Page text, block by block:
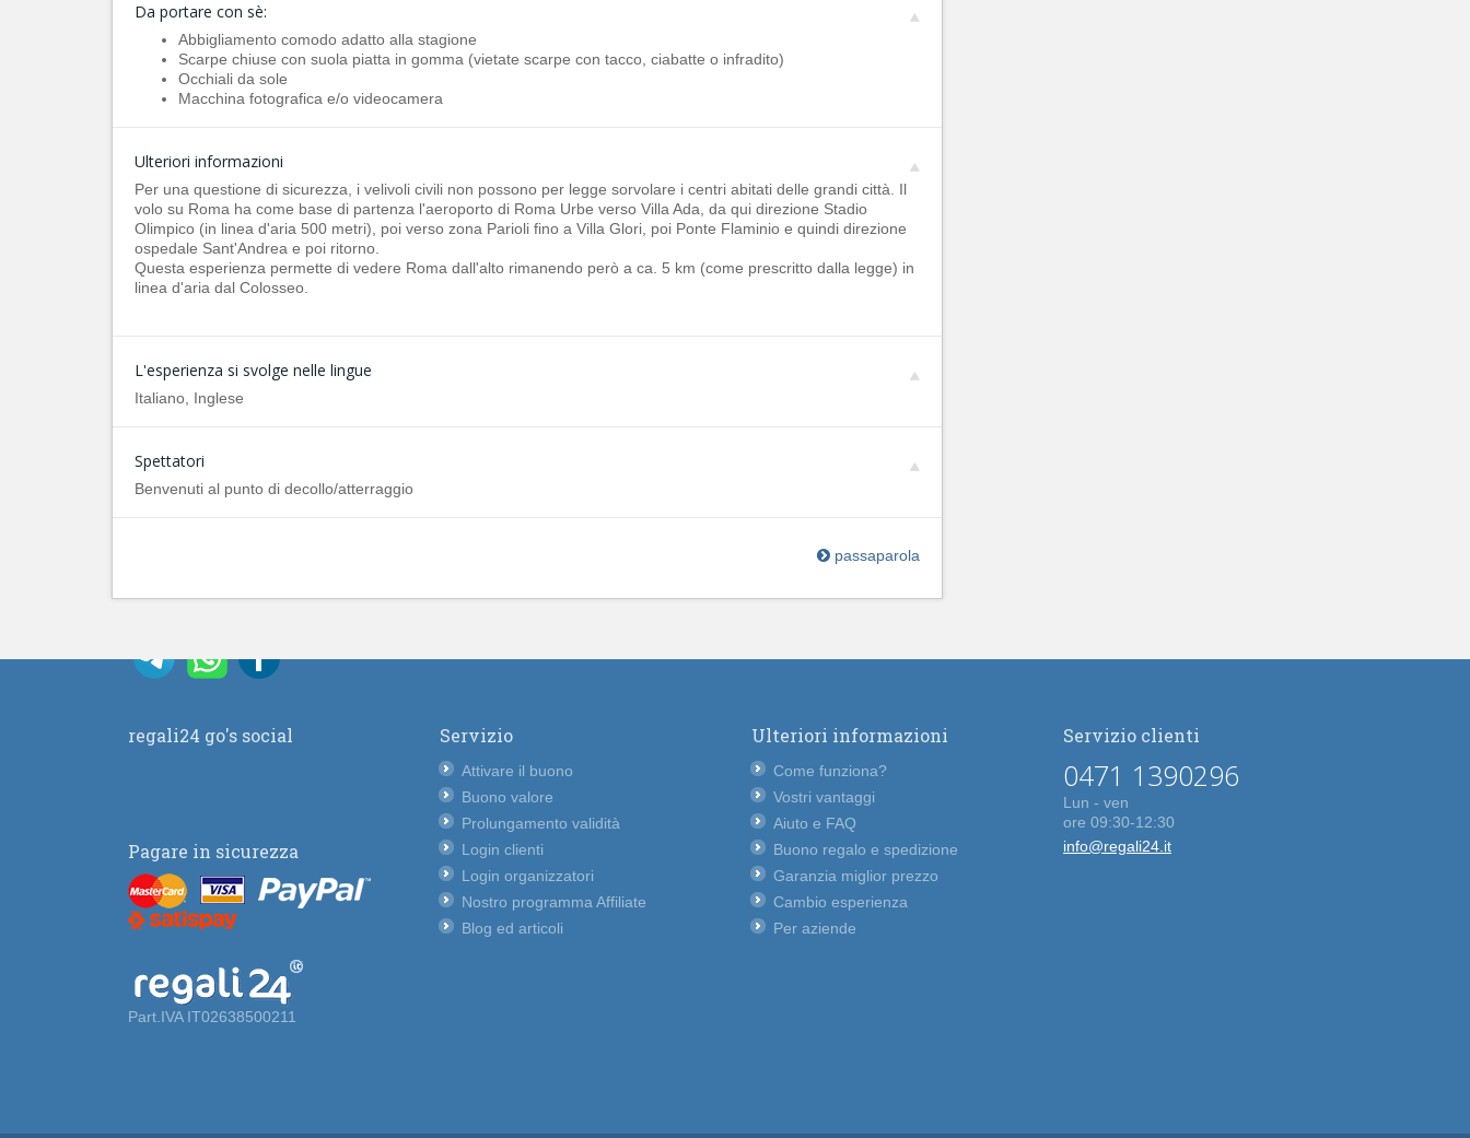
Da portare con sè:
Abbigliamento comodo adatto alla stagione
Scarpe chiuse con suola piatta in gomma (vietate scarpe con tacco, ciabatte o infradito)
Occhiali da sole
Macchina fotografica e/o videocamera
Ulteriori informazioni
Per una questione di sicurezza, i velivoli civili non possono per legge sorvolare i centri abitati delle grandi città. Il
volo su Roma ha come base di partenza l'aeroporto di Roma Urbe verso Villa Ada, da qui direzione Stadio
Olimpico (in linea d'aria 500 metri), poi verso zona Parioli fino a Villa Glori, poi Ponte Flaminio e quindi direzione
ospedale Sant'Andrea e poi ritorno.
Questa esperienza permette di vedere Roma dall'alto rimanendo però a ca. 5 km (come prescritto dalla legge) in
linea d'aria dal Colosseo.
L'esperienza si svolge nelle lingue
Italiano, Inglese
Spettatori
Benvenuti al punto di decollo/atterraggio
passaparola
regali24 go's social
Pagare in sicurezza
Part.IVA IT02638500211
Servizio
Attivare il buono
Buono valore
Prolungamento validità
Login clienti
Login organizzatori
Nostro programma Affiliate
Blog ed articoli
Ulteriori informazioni
Come funziona?
Vostri vantaggi
Aiuto e FAQ
Buono regalo e spedizione
Garanzia miglior prezzo
Cambio esperienza
Per aziende
Servizio clienti
0471 1390296
Lun - ven
ore 09:30-12:30
info@regali24.it